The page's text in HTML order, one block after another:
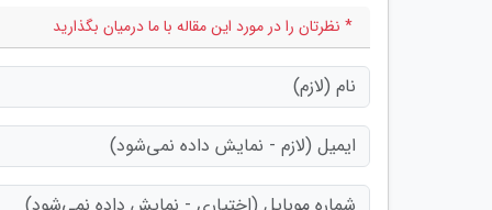
* نظرتان را در مورد این مقاله با ما درمیان بگذارید